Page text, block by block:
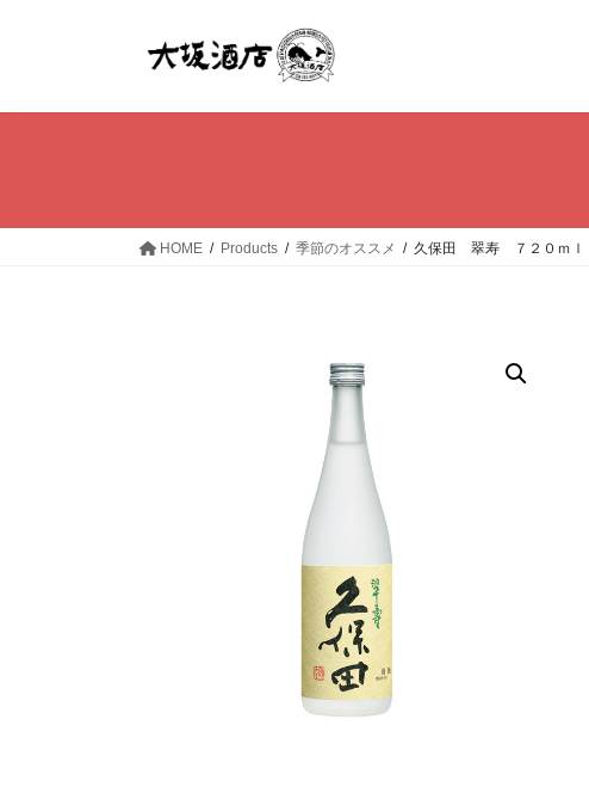
HOME Products 季節のオススメ 久保田 翠寿 ７２０ｍｌ